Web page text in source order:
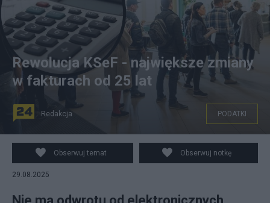
Rewolucja KSeF - największe zmiany
w fakturach od 25 lat
Redakcja PODATKI
Obserwuj temat Obserwuj notkę
29.08.2025